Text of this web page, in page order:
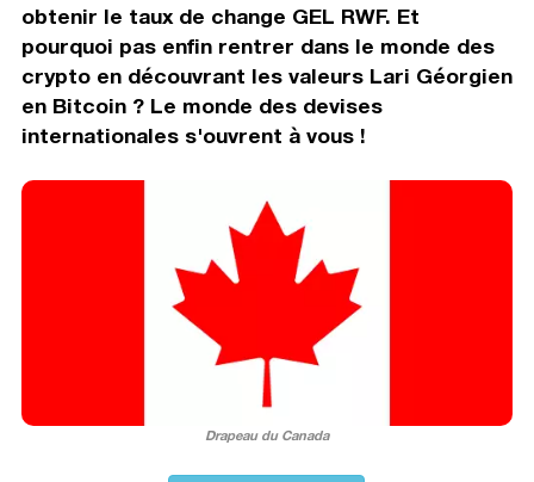
obtenir le taux de change GEL RWF. Et
pourquoi pas enfin rentrer dans le monde des
crypto en découvrant les valeurs Lari Géorgien
en Bitcoin ? Le monde des devises
internationales s'ouvrent à vous !
Drapeau du Canada